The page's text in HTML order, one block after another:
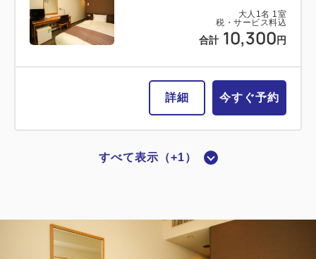
税・サービス料込
【喫煙】スタンダードシングルC
シングルサイズ / 幅90-130cm×1
詳細
大人 1名 1室
税・サービス料込
合計 10,300 円
詳細 今すぐ予約
シングルサイズ / 幅90-130cm×1
Wi-Fiあり（無料）
すべて表示（+1）